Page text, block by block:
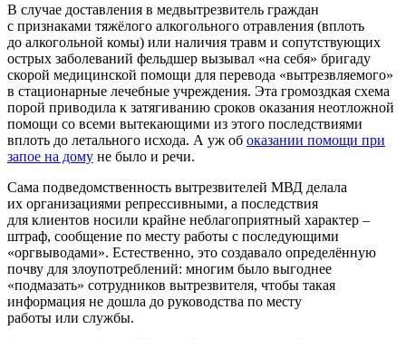
В случае доставления в медвытрезвитель граждан
с признаками тяжёлого алкогольного отравления (вплоть
до алкогольной комы) или наличия травм и сопутствующих
острых заболеваний фельдшер вызывал «на себя» бригаду
скорой медицинской помощи для перевода «вытрезвляемого»
в стационарные лечебные учреждения. Эта громоздкая схема
порой приводила к затягиванию сроков оказания неотложной
помощи со всеми вытекающими из этого последствиями
вплоть до летального исхода. А уж об оказании помощи при
запое на дому не было и речи.
Сама подведомственность вытрезвителей МВД делала
их организациями репрессивными, а последствия
для клиентов носили крайне неблагоприятный характер –
штраф, сообщение по месту работы с последующими
«оргвыводами». Естественно, это создавало определённую
почву для злоупотреблений: многим было выгоднее
«подмазать» сотрудников вытрезвителя, чтобы такая
информация не дошла до руководства по месту
работы или службы.